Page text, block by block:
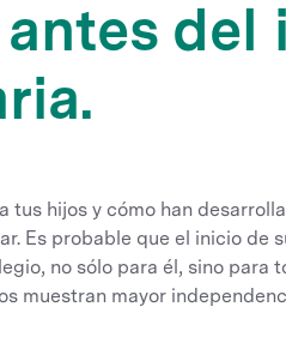
del
tus hijos y cómo han
Es probable que el inicio de
no sólo para él, sino para
muestran mayor